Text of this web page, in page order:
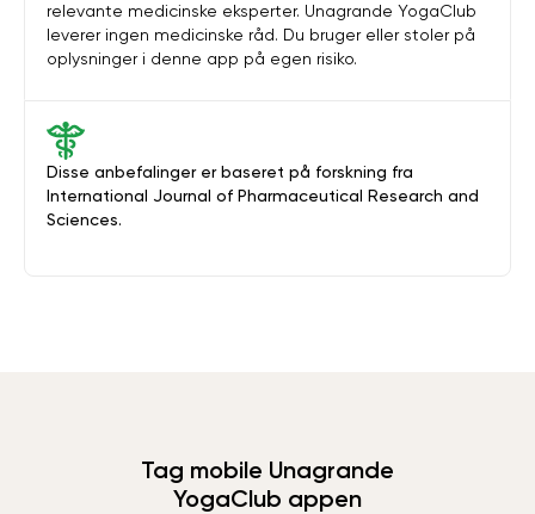
Disse anbefalinger er baseret på forskning fra
International Journal of Pharmaceutical Research and
Sciences.
relevante medicinske eksperter. Unagrande YogaClub
leverer ingen medicinske råd. Du bruger eller stoler på
oplysninger i denne app på egen risiko.
Tag mobile Unagrande
YogaClub appen